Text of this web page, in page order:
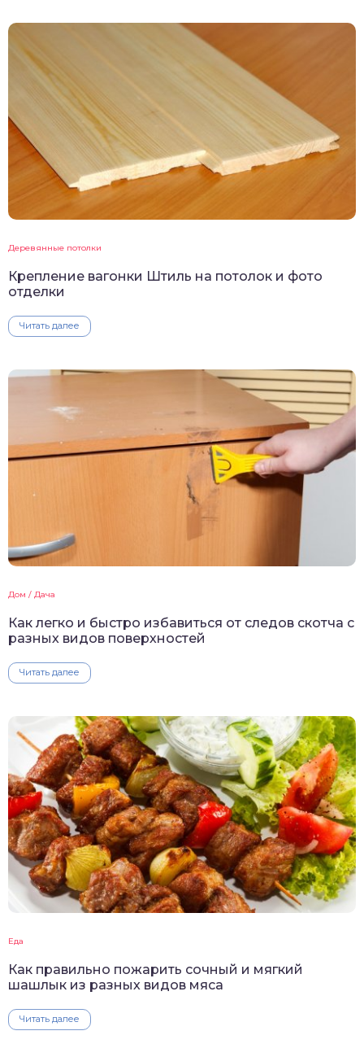
Деревянные потолки
Крепление вагонки Штиль на потолок и фото
отделки
Читать далее
Дом / Дача
Как легко и быстро избавиться от следов скотча с
разных видов поверхностей
Читать далее
Еда
Как правильно пожарить сочный и мягкий
шашлык из разных видов мяса
Читать далее